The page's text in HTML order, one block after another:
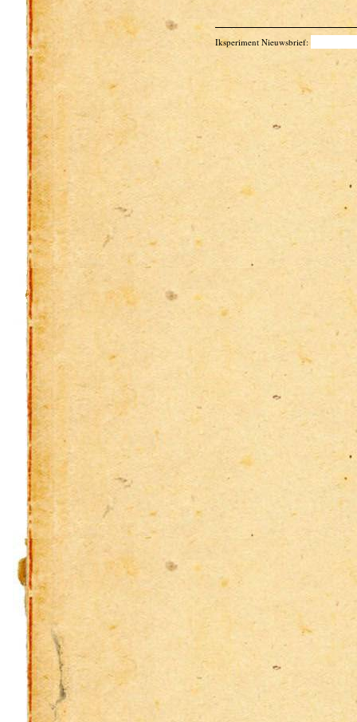
Iksperiment Nieuwsbrief: